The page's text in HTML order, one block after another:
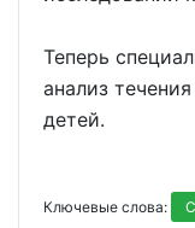
Теперь
анализ
детей.
Ключевые слова: